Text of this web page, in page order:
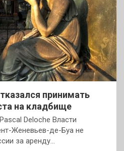
принимать
на кладбище
Deloche Власти
Женевьев-де-Буа не
за аренду…